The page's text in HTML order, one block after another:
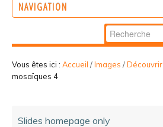
NAVIGATION
PARTICIPER
Chercher par
Recherche
avancée…
Vous êtes ici : Accueil /Images /Découvrir
mosaïques 4
Slides homepage only